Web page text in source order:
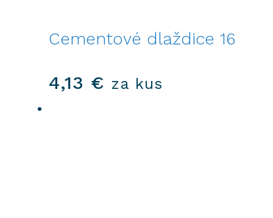
Cementové dlaždice 16
4,13 € za kus